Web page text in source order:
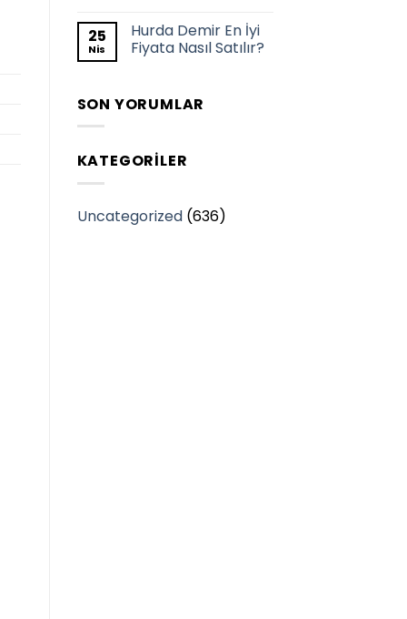
25
Nis
Hurda Demir En İyi
Fiyata Nasıl Satılır?
SON YORUMLAR
KATEGORILER
Uncategorized(636)